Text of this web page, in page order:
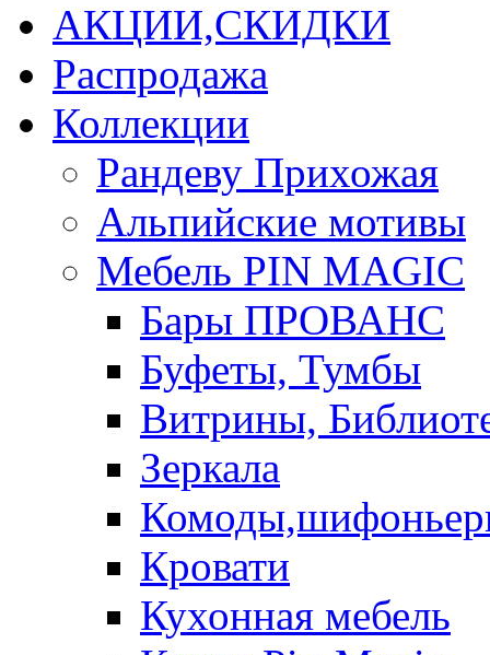
АКЦИИ,СКИДКИ
Распродажа
Коллекции
Рандеву Прихожая
Альпийские мотивы
Мебель PIN MAGIС
Бары ПРОВАНС
Буфеты, Тумбы
Витрины,
Зеркала
Кровати
Кухонная мебель